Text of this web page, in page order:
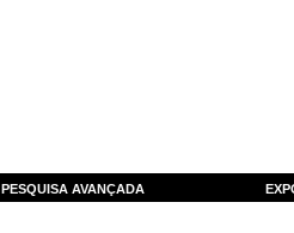
PESQUISA AVANÇADA